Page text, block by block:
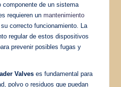
componente de un sistema
requieren un mantenimiento
correcto funcionamiento. La
regular de estos dispositivos
prevenir posibles fugas y
Valves es fundamental para
polvo o residuos que puedan